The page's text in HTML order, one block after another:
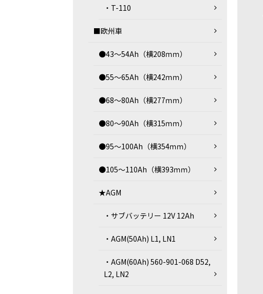
・T-110
■欧州車
●43～54Ah（横208ｍｍ）
●55～65Ah（横242ｍｍ）
●68～80Ah（横277ｍｍ）
●80～90Ah（横315ｍｍ）
●95～100Ah（横354ｍｍ）
●105～110Ah（横393ｍｍ）
★AGM
・サブバッテリー 12V 12Ah
・AGM(50Ah) L1, LN1
・AGM(60Ah) 560-901-068 D52,
L2, LN2